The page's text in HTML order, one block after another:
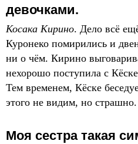
девочками.
Косака Кирино. Дело всё
Куронеко помирились и
ни о чём. Кирино
нехорошо поступила с
Тем временем, Кёске
этого не видим, но страшно.
Моя сестра такая